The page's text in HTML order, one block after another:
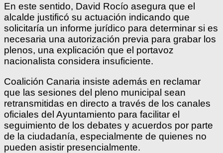
En este sentido, David Rocío asegura que el
alcalde justificó su actuación indicando que
solicitaría un informe jurídico para determinar si es
necesaria una autorización previa para grabar los
plenos, una explicación que el portavoz
nacionalista considera insuficiente.
Coalición Canaria insiste además en reclamar
que las sesiones del pleno municipal sean
retransmitidas en directo a través de los canales
oficiales del Ayuntamiento para facilitar el
seguimiento de los debates y acuerdos por parte
de la ciudadanía, especialmente de quienes no
pueden asistir presencialmente.